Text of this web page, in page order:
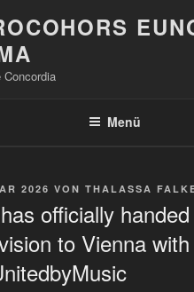
Concordia
Menü
2026 VON THALASSA
officially handed
to Vienna